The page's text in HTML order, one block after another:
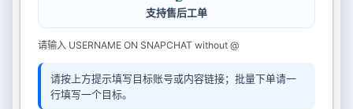
支持售后工单
请输入 USERNAME ON SNAPCHAT without @
请按上方提示填写目标账号或内容链接；批量下单请一
行填写一个目标。